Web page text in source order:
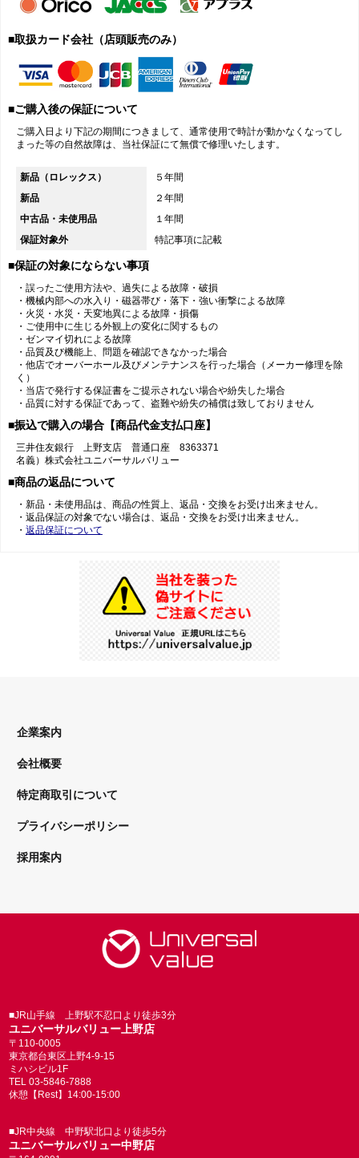
■取扱カード会社（店頭販売のみ）
■ご購入後の保証について
ご購入日より下記の期間につきまして、通常使用で時計が動かなくなってし
まった等の自然故障は、当社保証にて無償で修理いたします。
新品（ロレックス）
５年間
新品
２年間
中古品・未使用品
１年間
保証対象外
特記事項に記載
■保証の対象にならない事項
・誤ったご使用方法や、過失による故障・破損
・機械内部への水入り・磁器帯び・落下・強い衝撃による故障
・火災・水災・天変地異による故障・損傷
・ご使用中に生じる外観上の変化に関するもの
・ゼンマイ切れによる故障
・品質及び機能上、問題を確認できなかった場合
・他店でオーバーホール及びメンテナンスを行った場合（メーカー修理を除
く）
・当店で発行する保証書をご提示されない場合や紛失した場合
・品質に対する保証であって、盗難や紛失の補償は致しておりません
■振込で購入の場合【商品代金支払口座】
三井住友銀行 上野支店 普通口座 8363371
名義）株式会社ユニバーサルバリュー
■商品の返品について
・新品・未使用品は、商品の性質上、返品・交換をお受け出来ません。
・返品保証の対象でない場合は、返品・交換をお受け出来ません。
・ 返品保証について
企業案内
会社概要
特定商取引について
プライバシーポリシー
採用案内
■JR山手線 上野駅不忍口より徒歩3分
ユニバーサルバリュー上野店
〒110-0005
東京都台東区上野4-9-15
ミハシビル1F
TEL 03-5846-7888
休憩【Rest】14:00-15:00
■JR中央線 中野駅北口より徒歩5分
ユニバーサルバリュー中野店